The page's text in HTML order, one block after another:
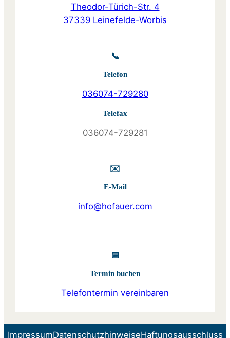
Theodor-Türich-Str. 4
37339 Leinefelde-Worbis
📞
Telefon
036074-729280
Telefax
036074-729281
✉️
E-Mail
info@hofauer.com
📅
Termin buchen
Telefontermin vereinbaren
ImpressumDatenschutzhinweiseHaftungsausschluss